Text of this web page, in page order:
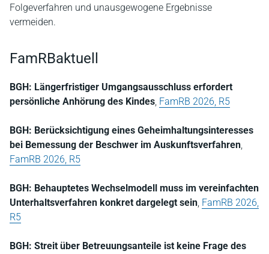
Folgeverfahren und unausgewogene Ergebnisse
vermeiden.
FamRBaktuell
BGH: Längerfristiger Umgangsausschluss erfordert
persönliche Anhörung des Kindes, FamRB 2026, R5
BGH: Berücksichtigung eines Geheimhaltungsinteresses
bei Bemessung der Beschwer im Auskunftsverfahren,
FamRB 2026, R5
BGH: Behauptetes Wechselmodell muss im vereinfachten
Unterhaltsverfahren konkret dargelegt sein, FamRB 2026,
R5
BGH: Streit über Betreuungsanteile ist keine Frage des